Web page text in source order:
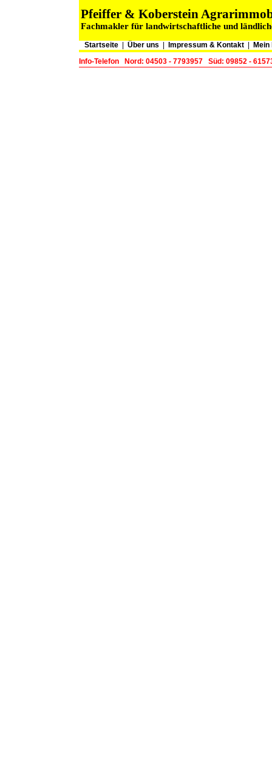
Pfeiffer & Koberstein
Fachmakler für landwirtschaftliche und
Startseite Über uns Impressum & Kontakt
Info-Telefon
Nord: 04503 - 7793957 Süd: 09852 -